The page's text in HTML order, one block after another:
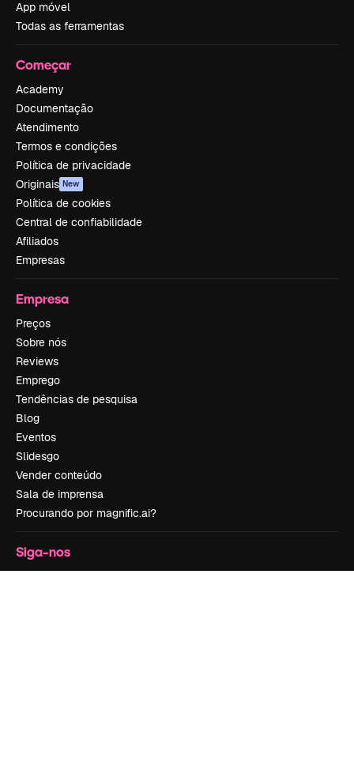
App móvel
Todas as ferramentas
Começar
Academy
Documentação
Atendimento
Termos e condições
Política de privacidade
Originais New
Política de cookies
Central de confiabilidade
Afiliados
Empresas
Empresa
Preços
Sobre nós
Reviews
Emprego
Tendências de pesquisa
Blog
Eventos
Slidesgo
Vender conteúdo
Sala de imprensa
Procurando por magnific.ai?
Siga-nos